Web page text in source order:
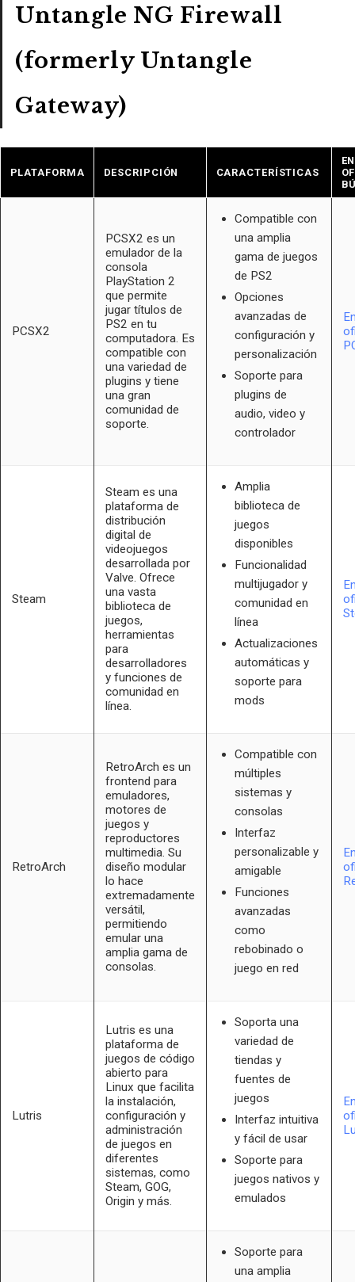
Untangle NG Firewall
(formerly Untangle
Gateway)
PLATAFORMA DESCRIPCIÓN CARACTERÍSTICAS
PCSX2
PCSX2 es un
emulador de la
consola
PlayStation 2
que permite
jugar títulos de
PS2 en tu
computadora. Es
compatible con
una variedad de
plugins y tiene
una gran
comunidad de
soporte.
Compatible con
una amplia
gama de juegos
de PS2
Opciones
avanzadas de
configuración y
personalización
Soporte para
plugins de
audio, video y
controlador
Steam
Steam es una
plataforma de
distribución
digital de
videojuegos
desarrollada por
Valve. Ofrece
una vasta
biblioteca de
juegos,
herramientas
para
desarrolladores
y funciones de
comunidad en
línea.
Amplia
biblioteca de
juegos
disponibles
Funcionalidad
multijugador y
comunidad en
línea
Actualizaciones
automáticas y
soporte para
mods
RetroArch
RetroArch es un
frontend para
emuladores,
motores de
juegos y
reproductores
multimedia. Su
diseño modular
lo hace
extremadamente
versátil,
permitiendo
emular una
amplia gama de
consolas.
Compatible con
múltiples
sistemas y
consolas
Interfaz
personalizable y
amigable
Funciones
avanzadas
como
rebobinado o
juego en red
Lutris
Lutris es una
plataforma de
juegos de código
abierto para
Linux que facilita
la instalación,
configuración y
administración
de juegos en
diferentes
sistemas, como
Steam, GOG,
Origin y más.
Soporta una
variedad de
tiendas y
fuentes de
juegos
Interfaz intuitiva
y fácil de usar
Soporte para
juegos nativos y
emulados
Soporte para
una amplia